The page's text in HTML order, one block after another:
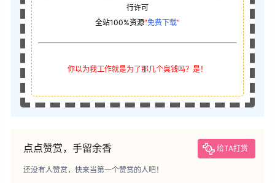
行许可
全站100%资源“免费下载”
你以为我工作就是为了那几个臭钱吗？是！
点点赞赏，手留余香 给TA打赏
还没有人赞赏，快来当第一个赞赏的人吧！